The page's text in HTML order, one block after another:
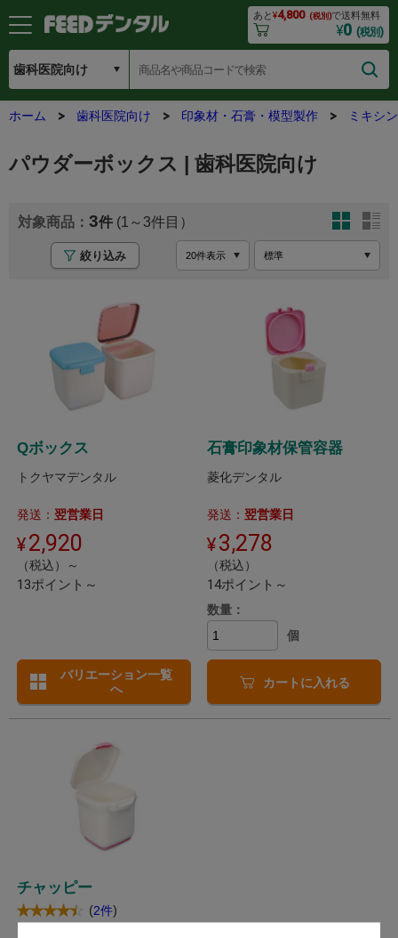
あと¥4,800 (税別)で送料無料
¥0 (税別)
ホーム 歯科医院向け 印象材・石膏・模型製作 ミキシ
パウダーボックス | 歯科医院向け
3 (1～3
絞り込み
Qボックス
トクヤマデンタル
発送： 翌営業日
2,920
（税込）～
13ポイント～
バリエーション一覧
へ
石膏印象材保管容器
菱化デンタル
発送： 翌営業日
3,278
（税込）
14ポイント～
数量：
個
カートに入れる
チャッピー
(2件)